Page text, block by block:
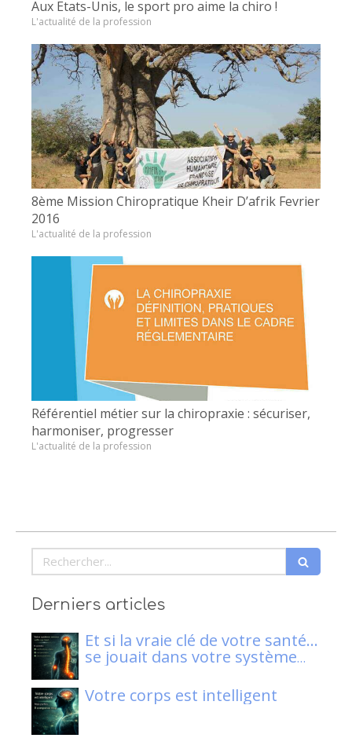
Aux Etats-Unis, le sport pro aime la chiro !
L'actualité de la profession
8ème Mission Chiropratique Kheir D’afrik Fevrier
2016
L'actualité de la profession
Référentiel métier sur la chiropraxie : sécuriser,
harmoniser, progresser
L'actualité de la profession
Rechercher
Derniers articles
Et si la vraie clé de votre santé…
se jouait dans votre système
nerveux ?
Votre corps est intelligent